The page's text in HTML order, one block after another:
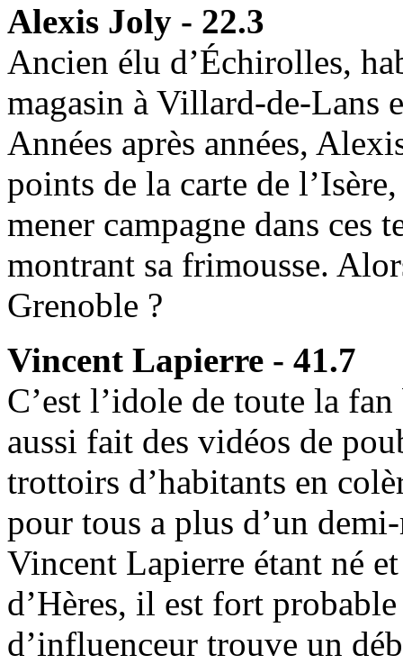
Alexis Joly - 22.3
Ancien élu d’Échirolles,
magasin à Villard‑de-Lans
Années après années,
points de la carte de
mener campagne dans ces
montrant sa frimousse.
Grenoble ?
Vincent Lapierre - 41.7
C’est l’idole de toute la
aussi fait des vidéos de
trottoirs d’habitants en
pour tous a plus d’un
Vincent Lapierre étant né
d’Hères, il est fort
d’influenceur trouve un